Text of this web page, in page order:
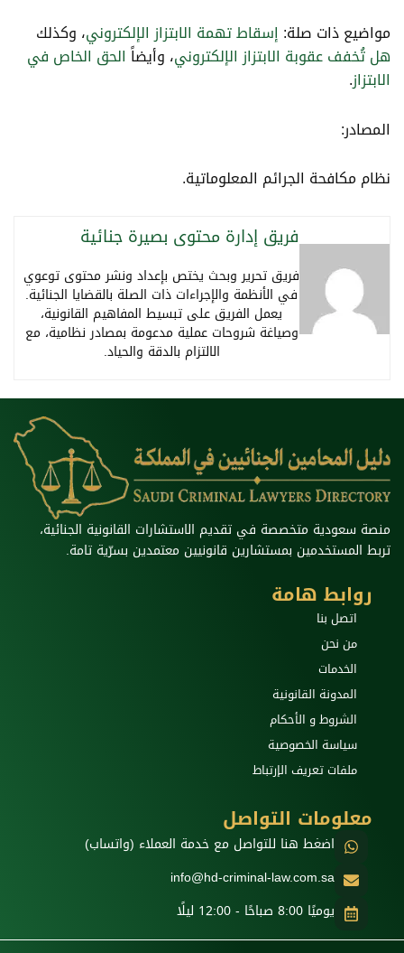
مواضيع ذات صلة: إسقاط تهمة الابتزاز الإلكتروني، وكذلك
هل تُخفف عقوبة الابتزاز الإلكتروني، وأيضاً الحق الخاص في
الابتزاز.
المصادر:
نظام مكافحة الجرائم المعلوماتية.
فريق إدارة محتوى بصيرة جنائية
فريق تحرير وبحث يختص بإعداد ونشر محتوى توعوي
في الأنظمة والإجراءات ذات الصلة بالقضايا الجنائية.
يعمل الفريق على تبسيط المفاهيم القانونية،
وصياغة شروحات عملية مدعومة بمصادر نظامية، مع
الالتزام بالدقة والحياد.
منصة سعودية متخصصة في تقديم الاستشارات القانونية الجنائية،
تربط المستخدمين بمستشارين قانونيين معتمدين بسرّية تامة.
روابط هامة
اتصل بنا
من نحن
الخدمات
المدونة القانونية
الشروط و الأحكام
سياسة الخصوصية
ملفات تعريف الإرتباط
معلومات التواصل
اضغط هنا للتواصل مع خدمة العملاء (واتساب)
info@hd-criminal-law.com.sa
يوميًا 8:00 صباحًا - 12:00 ليلًا